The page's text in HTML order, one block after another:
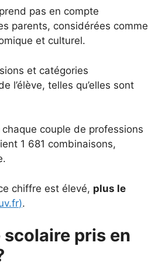
pas en compte
parents, considérées comme
et culturel.
et catégories
l’élève, telles qu’elles sont
couple de professions
1 681 combinaisons,
chiffre est élevé, plus le
).
pris en